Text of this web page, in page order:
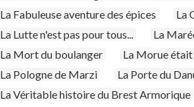
La Fabuleuse aventure des épices
La
La Lutte n'est pas pour tous...
La
La Mort du boulanger
La Morue
La Pologne de Marzi
La Porte du
La Véritable histoire du Brest Armorique